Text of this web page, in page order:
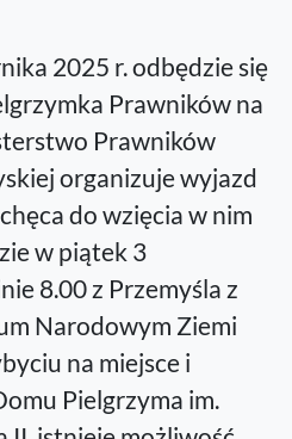
2025 r. odbędzie się
Prawników na
Prawników
organizuje wyjazd
do wzięcia w nim
w piątek 3
8.00 z Przemyśla z
Narodowym Ziemi
na miejsce i
Pielgrzyma im.